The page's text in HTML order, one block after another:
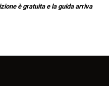
è gratuita e la guida arriva